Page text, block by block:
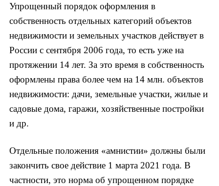
Упрощенный порядок оформления в
собственность отдельных категорий объектов
недвижимости и земельных участков действует в
России с сентября 2006 года, то есть уже на
протяжении 14 лет. За это время в собственность
оформлены права более чем на 14 млн. объектов
недвижимости: дачи, земельные участки, жилые и
садовые дома, гаражи, хозяйственные постройки
и др.
Отдельные положения «амнистии» должны были
закончить свое действие 1 марта 2021 года. В
частности, это норма об упрощенном порядке